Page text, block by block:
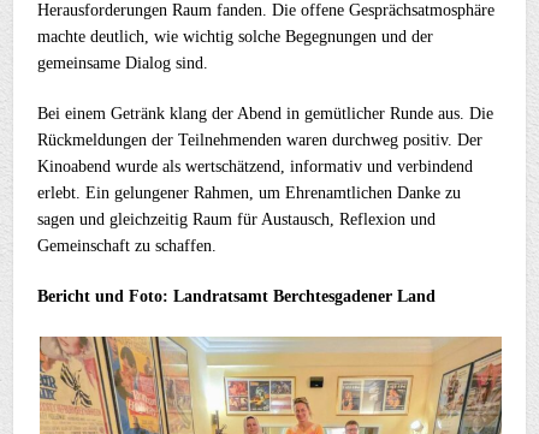
Herausforderungen Raum fanden. Die offene Gesprächsatmosphäre
machte deutlich, wie wichtig solche Begegnungen und der
gemeinsame Dialog sind.
Bei einem Getränk klang der Abend in gemütlicher Runde aus. Die
Rückmeldungen der Teilnehmenden waren durchweg positiv. Der
Kinoabend wurde als wertschätzend, informativ und verbindend
erlebt. Ein gelungener Rahmen, um Ehrenamtlichen Danke zu
sagen und gleichzeitig Raum für Austausch, Reflexion und
Gemeinschaft zu schaffen.
Bericht und Foto: Landratsamt Berchtesgadener Land